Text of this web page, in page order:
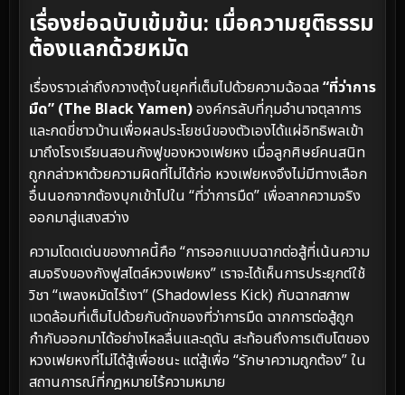
เรื่องย่อฉบับเข้มข้น: เมื่อความยุติธรรม
ต้องแลกด้วยหมัด
เรื่องราวเล่าถึงกวางตุ้งในยุคที่เต็มไปด้วยความฉ้อฉล“ที่ว่าการ
มืด” (The Black Yamen)องค์กรลับที่กุมอำนาจตุลาการ
และกดขี่ชาวบ้านเพื่อผลประโยชน์ของตัวเองได้แผ่อิทธิพลเข้า
มาถึงโรงเรียนสอนกังฟูของหวงเฟยหง เมื่อลูกศิษย์คนสนิท
ถูกกล่าวหาด้วยความผิดที่ไม่ได้ก่อ หวงเฟยหงจึงไม่มีทางเลือก
อื่นนอกจากต้องบุกเข้าไปใน “ที่ว่าการมืด” เพื่อลากความจริง
ออกมาสู่แสงสว่าง
ความโดดเด่นของภาคนี้คือ “การออกแบบฉากต่อสู้ที่เน้นความ
สมจริงของกังฟูสไตล์หวงเฟยหง” เราจะได้เห็นการประยุกต์ใช้
วิชา “เพลงหมัดไร้เงา” (Shadowless Kick) กับฉากสภาพ
แวดล้อมที่เต็มไปด้วยกับดักของที่ว่าการมืด ฉากการต่อสู้ถูก
กำกับออกมาได้อย่างไหลลื่นและดุดัน สะท้อนถึงการเติบโตของ
หวงเฟยหงที่ไม่ได้สู้เพื่อชนะ แต่สู้เพื่อ “รักษาความถูกต้อง” ใน
สถานการณ์ที่กฎหมายไร้ความหมาย